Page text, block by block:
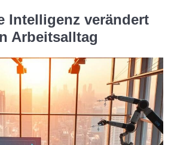
Intelligenz verändert
Arbeitsalltag